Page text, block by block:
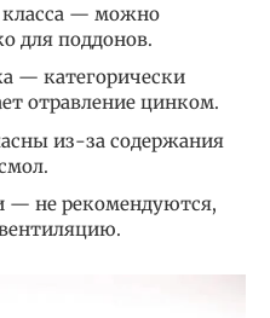
— можно
для поддонов.
— категорически
отравление цинком.
из-за содержания
— не рекомендуются,